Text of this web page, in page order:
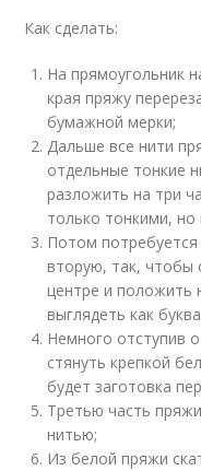
Как сделать:
На прямоугольник
края пряжу
бумажной мерки;
Дальше все нити
отдельные тонкие
разложить на три
только тонкими,
Потом
вторую, так, чтобы
центре и положить
выглядеть как
Немного отступив
стянуть крепкой
будет заготовка
Третью часть
нитью;
Из белой пряжи